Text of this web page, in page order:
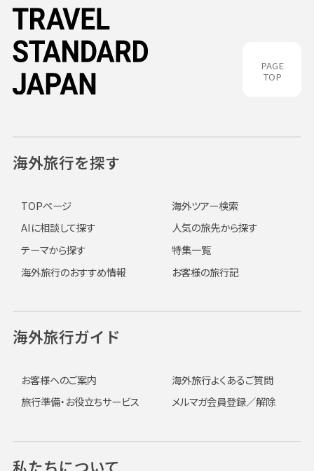
PAGE
TOP
海外旅行を探す
TOPページ
海外ツアー検索
AIに相談して探す
人気の旅先から探す
テーマから探す
特集一覧
海外旅行のおすすめ情報
お客様の旅行記
海外旅行ガイド
お客様へのご案内
海外旅行よくあるご質問
旅行準備・お役立ちサービス
メルマガ会員登録／解除
私たちについて